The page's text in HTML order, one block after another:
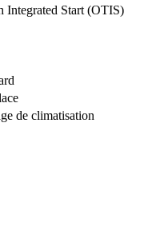
Integrated Start (OTIS)
de climatisation